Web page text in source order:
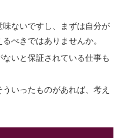
ないですし、まずは自分が
べきではありませんか。
いと保証されている仕事も
いったものがあれば、考え